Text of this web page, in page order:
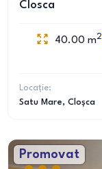
Closca
40.00 m2
Locație:
Satu Mare, Cloșca
Promovat